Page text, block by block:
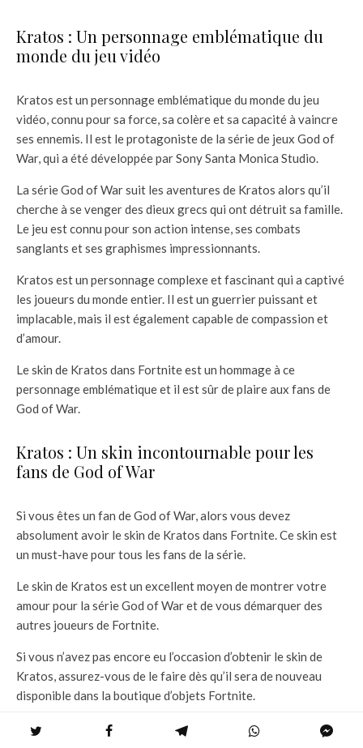
Kratos : Un personnage emblématique du
monde du jeu vidéo
Kratos est un personnage emblématique du monde du jeu
vidéo, connu pour sa force, sa colère et sa capacité à vaincre
ses ennemis. Il est le protagoniste de la série de jeux God of
War, qui a été développée par Sony Santa Monica Studio.
La série God of War suit les aventures de Kratos alors qu’il
cherche à se venger des dieux grecs qui ont détruit sa famille.
Le jeu est connu pour son action intense, ses combats
sanglants et ses graphismes impressionnants.
Kratos est un personnage complexe et fascinant qui a captivé
les joueurs du monde entier. Il est un guerrier puissant et
implacable, mais il est également capable de compassion et
d’amour.
Le skin de Kratos dans Fortnite est un hommage à ce
personnage emblématique et il est sûr de plaire aux fans de
God of War.
Kratos : Un skin incontournable pour les
fans de God of War
Si vous êtes un fan de God of War, alors vous devez
absolument avoir le skin de Kratos dans Fortnite. Ce skin est
un must-have pour tous les fans de la série.
Le skin de Kratos est un excellent moyen de montrer votre
amour pour la série God of War et de vous démarquer des
autres joueurs de Fortnite.
Si vous n’avez pas encore eu l’occasion d’obtenir le skin de
Kratos, assurez-vous de le faire dès qu’il sera de nouveau
disponible dans la boutique d’objets Fortnite.
Conclusion